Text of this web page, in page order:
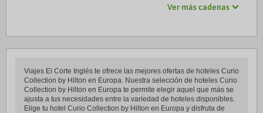
Ver más cadenas
Viajes El Corte Inglés te ofrece las mejores ofertas de hoteles Curio
Collection by Hilton en Europa. Nuestra selección de hoteles Curio
Collection by Hilton en Europa te permite elegir aquel que más se
ajusta a tus necesidades entre la variedad de hoteles disponibles.
Elige tu hotel Curio Collection by Hilton en Europa y disfruta de